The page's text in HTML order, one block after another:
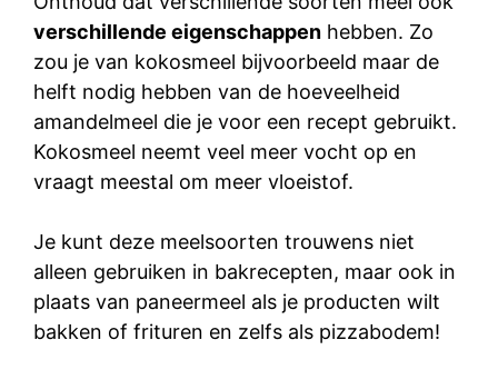
verschillende eigenschappen hebben. Zo
zou je van kokosmeel bijvoorbeeld maar de
helft nodig hebben van de hoeveelheid
amandelmeel die je voor een recept gebruikt.
Kokosmeel neemt veel meer vocht op en
vraagt meestal om meer vloeistof.
Je kunt deze meelsoorten trouwens niet
alleen gebruiken in bakrecepten, maar ook in
plaats van paneermeel als je producten wilt
bakken of frituren en zelfs als pizzabodem!